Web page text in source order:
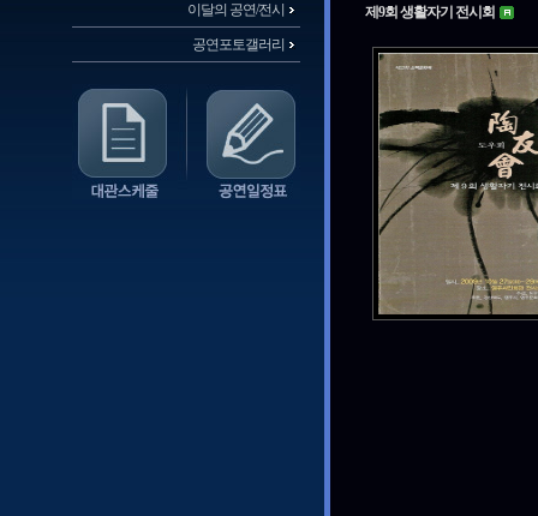
이달의 공연/전시
공연포토갤러리
제9회 생활자기 전시회